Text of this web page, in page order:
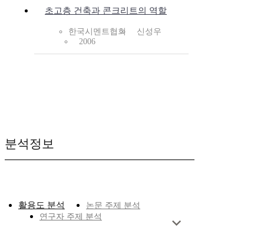
초고층 건축과 콘크리트의 역할
한국시멘트협회
신성우
2006
분석정보
활용도 분석
논문 주제 분석
연구자 주제 분석